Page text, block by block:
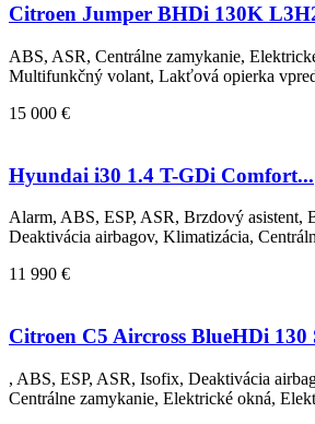
Citroen Jumper BHDi 130K
ABS, ASR, Centrálne zamykanie,
Multifunkčný volant, Lakťová opierka
15 000 €
Hyundai i30 1.4 T-GDi Comfort...
Alarm, ABS, ESP, ASR, Brzdový asistent,
Deaktivácia airbagov, Klimatizácia,
11 990 €
Citroen C5 Aircross BlueHDi 130
, ABS, ESP, ASR, Isofix, Deaktivácia
Centrálne zamykanie, Elektrické okná,